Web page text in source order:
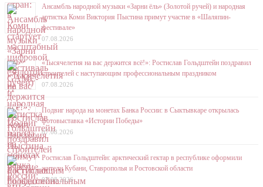
Ансамбль народной музыки «Зарни ёль» (Золотой ручей) и народная
артистка Коми Виктория Пыстина примут участие в «Шаляпин-
фестивале»
07.08.2026
«Тысячелетия на вас держится всё!»: Ростислав Гольдштейн поздравил
строителей с наступающим профессиональным праздником
07.08.2026
Подвиг народа на монетах Банка России: в Сыктывкаре открылась
фотовыставка «Истории Победы»
07.08.2026
Ростислав Гольдштейн: арктический гектар в республике оформили
жители Кубани, Ставрополья и Ростовской области
07.08.2026